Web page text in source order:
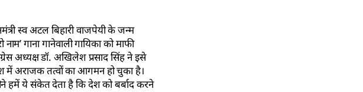
स्व अटल बिहारी वाजपेयी के जन्म
गाना गानेवाली गायिका को माफी
अध्यक्ष डॉ. अखिलेश प्रसाद सिंह ने इसे
में अराजक तत्वों का आगमन हो चुका है।
हमें ये संकेत देता है कि देश को बर्बाद करने